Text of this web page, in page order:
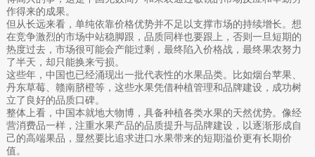
作得来的成果。
但从长远来看，单纯依靠价格优势并不足以支撑市场的持续增长。想
在竞争激烈的市场中站稳脚跟，品质同样也要跟上，否则一旦短期的
热度过去，市场很可能会产能过剩，最终陷入价格战，最终果农努力
了半天，却只能换来亏损。
这些年，中国也已经涌现出一批代表性的水果品类。比如烟台苹果、
丹东草莓、赣南脐橙等，这些水果凭借种植管理和品牌建设，成功树
立了良好的品质口碑。
整体上看，中国本就地大物博，具备种植各类水果的天然优势。像经
营消费品一样，注重水果产品的品质提升与品牌建设，以逐渐形成自
己的高端果品，显然要比追求进口水果带来的短期溢价更有长期价
值。